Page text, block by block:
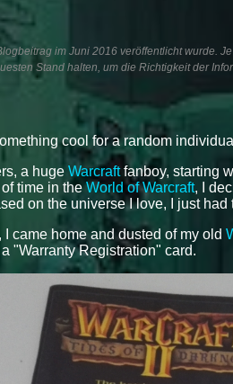
im Juni 2016 veröffentlicht wurde.
Stand halten, um die Richtigkeit der
cool for a random
a huge Warcraftfanboy, starting
time in theWorld of Warcraft, I
on the universe I love, I just had
came home and dusted of my old
"Warranty Registration" card.